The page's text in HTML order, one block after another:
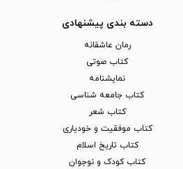
دسته بندی پیشنهادی
رمان عاشقانه
کتاب‌ صوتی
نمایشنامه
کتاب جامعه شناسی
کتاب شعر
کتاب موفقیت و خودیاری
کتاب تاریخ اسلام
کتاب کودک و نوجوان